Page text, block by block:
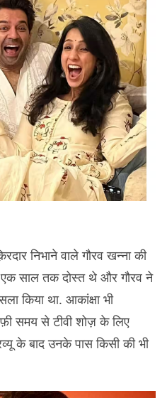
निभाने वाले गौरव खन्ना की
एक साल तक दोस्त थे और गौरव ने
किया था. आकांक्षा भी
समय से टीवी शोज़ के लिए
के बाद उनके पास किसी की भी